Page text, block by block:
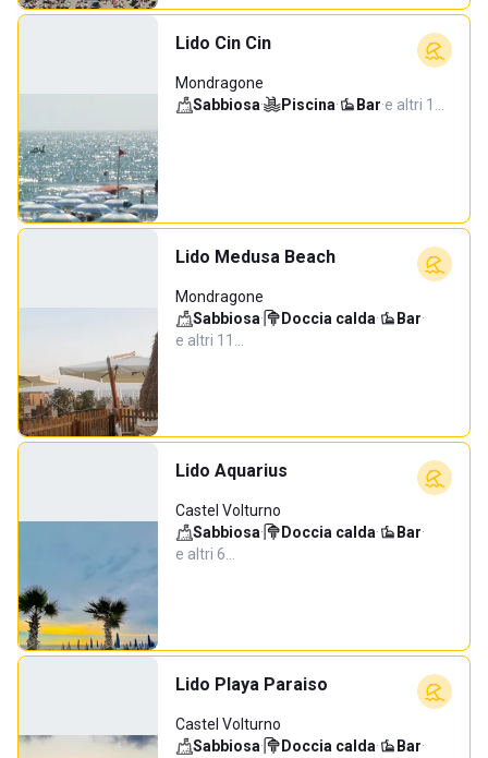
Lido Cin Cin
Mondragone
Sabbiosa· Piscina· Bar·e altri 1…
Lido Medusa Beach
Mondragone
Sabbiosa· Doccia calda· Bar·
e altri 11…
Lido Aquarius
Castel Volturno
Sabbiosa· Doccia calda· Bar·
e altri 6…
Lido Playa Paraiso
Castel Volturno
Sabbiosa· Doccia calda· Bar·